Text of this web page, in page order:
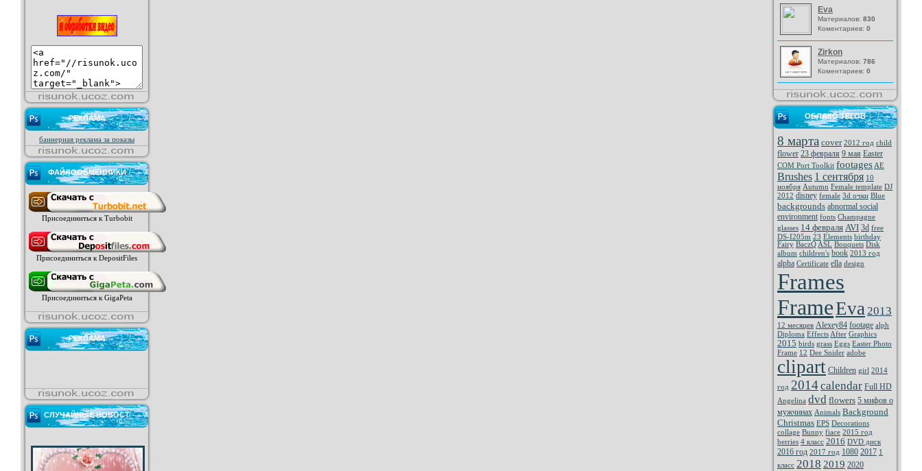
РЕКЛАМА
баннерная реклама за показы
ФАЙЛООБМЕННИКИ
Присоединиться к Turbobit
Присоединиться к DepositFiles
Присоединиться к GigaPeta
РЕКЛАМА
СЛУЧАЙНЫЕ НОВОСТ
Eva
Материалов: 830
Коментариев: 0
Zirkon
Материалов: 786
Коментариев: 0
ОБЛАКО ТЕГОВ
8 марта cover 2012 год child
flower 23 февраля 9 мая Easter
COM Port Toolkit footages AE
Brushes 1 сентября 10
ноября Autumn Female template DJ
2012 disney female 3d очки Blue
backgrounds abnormal social
environment fonts Champagne
glasses 14 февраля AVI 3d free
DS-I205m 23 Elements birthday
Fairy BaczQ ASL Bouquets Disk
album children's book 2013 год
alpha Certificate ella design
Frames
FrameEva 2013
12 месяцев Alexey84 footage alph
Diploma Effects After Graphics
2015 birds grass Eggs Easter Photo
Frame 12 Dee Snider adobe
clipart Children girl 2014
год 2014calendar Full HD
Angelina dvd flowers 5 мифов о
мужчинах Animals Background
Christmas EPS Decorations
collage Bunny fiace 2015 год
berries 4 класс 2016 DVD диск
2016 год 2017 год 1080 2017 1
класс 2018 2019 2020